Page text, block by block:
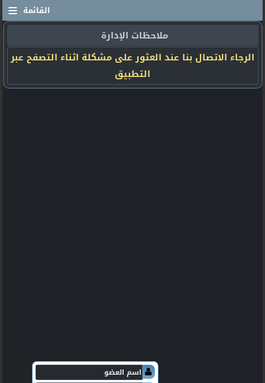
≡ القائمة
ملاحظات الإدارة
الرجاء الاتصال بنا عند العثور على مشكلة اثناء التصفح عبر
التطبيق